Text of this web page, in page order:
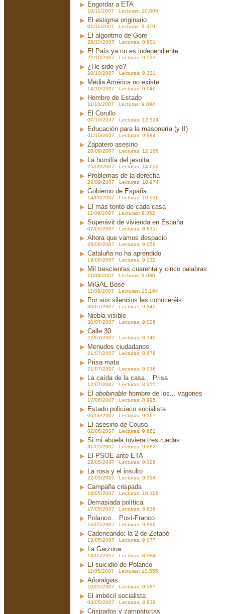
Engordar a ETA
10/11/2007 Lecturas: 10.005
El estigma originario
01/11/2007 Lecturas: 9.379
El algoritmo de Gore
28/10/2007 Lecturas: 8.901
El País ya no es independiente
22/10/2007 Lecturas: 9.523
¿He sido yo?
20/10/2007 Lecturas: 9.331
Media América no existe
14/10/2007 Lecturas: 9.046
Hombre de Estado
11/10/2007 Lecturas: 9.094
El Corullo
07/10/2007 Lecturas: 12.524
Educación para la masonería (y II)
01/10/2007 Lecturas: 9.984
Zapatero asesino
26/09/2007 Lecturas: 12.188
La homilía del jesuita
25/09/2007 Lecturas: 14.600
Problemas de la derecha
20/09/2007 Lecturas: 10.974
Gobierno de España
14/09/2007 Lecturas: 10.016
El más tonto de cada casa
11/09/2007 Lecturas: 9.352
Superávit de vivienda en España
07/09/2007 Lecturas: 8.831
Ahora que vamos despacio
26/08/2007 Lecturas: 9.059
Cataluña no ha aprendido
19/08/2007 Lecturas: 9.232
Mil trescientas cuarenta y cinco palabras
11/08/2007 Lecturas: 9.080
MiGAL Bosé
11/08/2007 Lecturas: 10.164
Por sus silencios les conoceréis
30/07/2007 Lecturas: 9.342
Niebla visible
30/07/2007 Lecturas: 9.026
Calle 30
27/07/2007 Lecturas: 8.749
Menudos ciudadanos
21/07/2007 Lecturas: 8.478
Prisa mata
21/07/2007 Lecturas: 9.036
La caída de la casa... Prisa
12/07/2007 Lecturas: 8.955
El abobinable hombre de los... vagones
17/06/2007 Lecturas: 8.995
Estado policíaco socialista
06/06/2007 Lecturas: 9.197
El asesino de Couso
02/06/2007 Lecturas: 9.682
Si mi abuela tuviera tres ruedas
31/05/2007 Lecturas: 9.282
El PSOE ante ETA
22/05/2007 Lecturas: 9.326
La rosa y el insulto
22/05/2007 Lecturas: 9.394
Campaña crispada
18/05/2007 Lecturas: 10.128
Demasiada política
17/05/2007 Lecturas: 8.836
Polanco... Post-Franco
16/05/2007 Lecturas: 9.986
Cadeneando: la 2 de Zetapé
13/05/2007 Lecturas: 9.077
La Garzona
13/05/2007 Lecturas: 8.984
El suicidio de Polanco
11/05/2007 Lecturas: 10.555
Añoralgias
10/05/2007 Lecturas: 9.187
El imbécil socialista
03/05/2007 Lecturas: 8.939
Crispados y zampatortas